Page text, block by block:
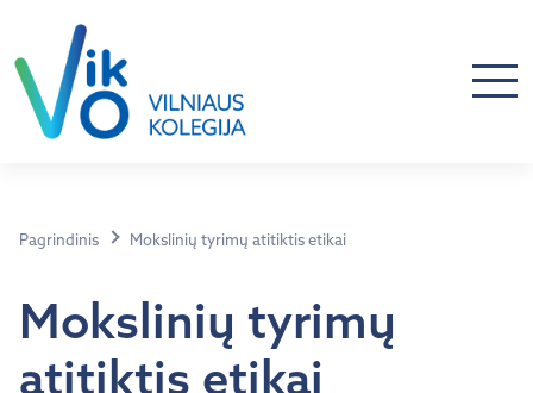
Pagrindinis Mokslinių tyrimų atitiktis etikai
Mokslinių tyrimų
atitiktis etikai